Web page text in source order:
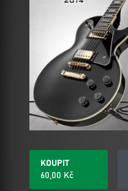
KOUPIT
60,00 Kč